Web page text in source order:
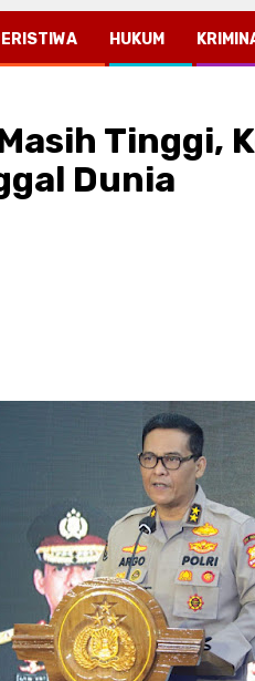
HUKUM
Tinggi,
Dunia